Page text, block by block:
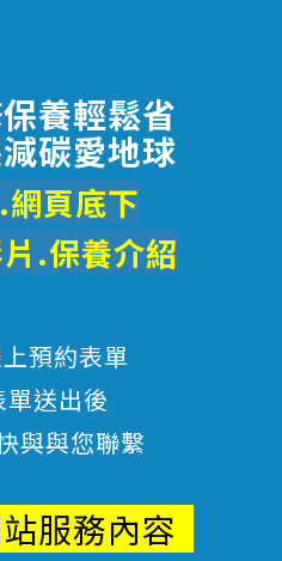
養輕鬆省
碳愛地球
頁底下
.保養介紹
預約表單
送出後
與與您聯繫
服務內容